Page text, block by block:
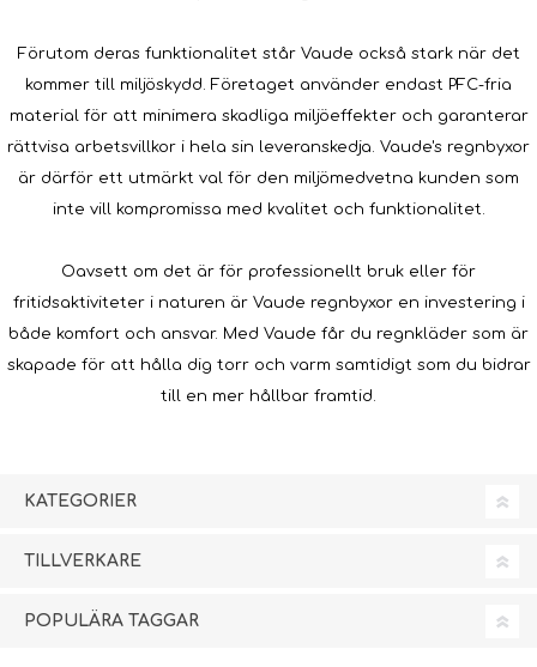
Förutom deras funktionalitet står Vaude också stark när det
kommer till miljöskydd. Företaget använder endast PFC-fria
material för att minimera skadliga miljöeffekter och garanterar
rättvisa arbetsvillkor i hela sin leveranskedja. Vaude's regnbyxor
är därför ett utmärkt val för den miljömedvetna kunden som
inte vill kompromissa med kvalitet och funktionalitet.
Oavsett om det är för professionellt bruk eller för
fritidsaktiviteter i naturen är Vaude regnbyxor en investering i
både komfort och ansvar. Med Vaude får du regnkläder som är
skapade för att hålla dig torr och varm samtidigt som du bidrar
till en mer hållbar framtid.
KATEGORIER
TILLVERKARE
POPULÄRA TAGGAR